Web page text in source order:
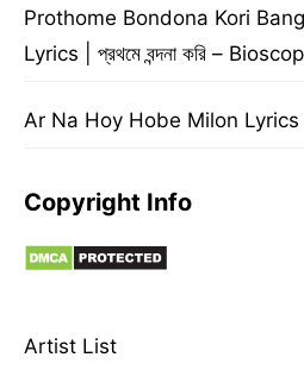
Prothome Bondona Kori
Lyrics | প্রথমে বন্দনা করি –
Ar Na Hoy Hobe Milon Lyrics |
Copyright Info
Artist List